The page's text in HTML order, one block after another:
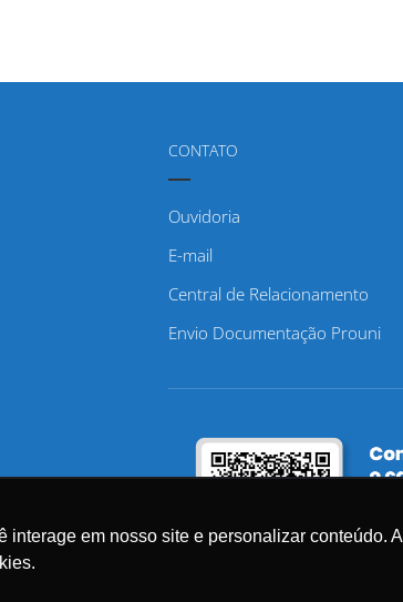
em nosso site e personalizar conteúdo.
CONTATO
Ouvidoria
E-mail
Central de Relacionamento
Envio Documentação Prouni